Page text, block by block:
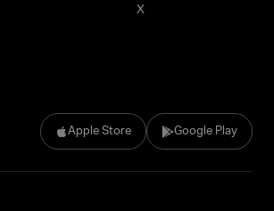
Apple Store Google Play
X